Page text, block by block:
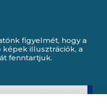
figyelmét, hogy a
illusztrációk, a
fenntartjuk.